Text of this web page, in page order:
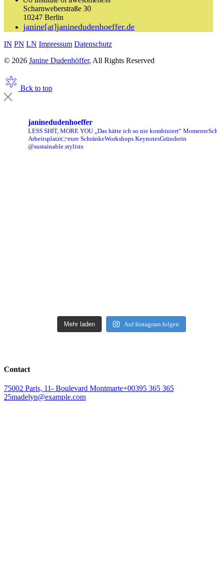
Scharnweberstraße 30
10247 Berlin
janine[at]janinedudenhoeffer.de
IN PN LN Impressum Datenschutz
© 2026 Janine Dudenhöffer, All Rights Reserved
Bck to top
janinedudenhoeffer
LESS SHIT, MORE YOU „Das hätte ich so nie kombiniert“ Momente
Arbeitsplatz👉eure SchränkeWorkshops KeynotesGründerin
@sustainable.stylists
Mehr laden Auf Instagram folgen
Contact
75002 Paris, 11- Boulevard Montmarte+00395 365 365
25madelyn@example.com